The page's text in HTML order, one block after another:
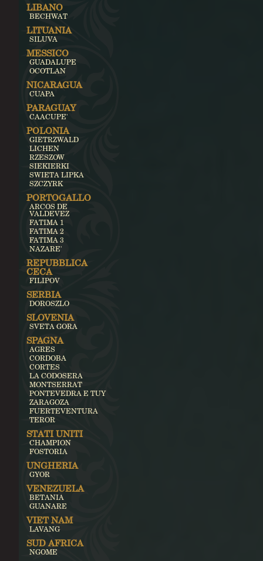
LIBANO
BECHWAT
LITUANIA
SILUVA
MESSICO
GUADALUPE
OCOTLAN
NICARAGUA
CUAPA
PARAGUAY
CAACUPE'
POLONIA
GIETRZWALD
LICHEN
RZESZOW
SIEKIERKI
SWIETA LIPKA
SZCZYRK
PORTOGALLO
ARCOS DE
VALDEVEZ
FATIMA 1
FATIMA 2
FATIMA 3
NAZARE'
REPUBBLICA
CECA
FILIPOV
SERBIA
DOROSZLO
SLOVENIA
SVETA GORA
SPAGNA
AGRES
CORDOBA
CORTES
LA CODOSERA
MONTSERRAT
PONTEVEDRA E TUY
ZARAGOZA
FUERTEVENTURA
TEROR
STATI UNITI
CHAMPION
FOSTORIA
UNGHERIA
GYOR
VENEZUELA
BETANIA
GUANARE
VIET NAM
LAVANG
SUD AFRICA
NGOME